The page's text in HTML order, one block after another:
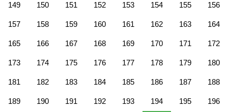
149 150 151 152 153 154 155 156
157 158 159 160 161 162 163 164
165 166 167 168 169 170 171 172
173 174 175 176 177 178 179 180
181 182 183 184 185 186 187 188
189 190 191 192 193 194 195 196